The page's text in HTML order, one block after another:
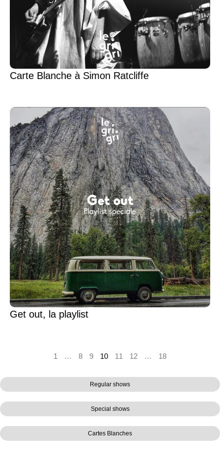
Regular shows
Special shows
Cartes Blanches
Carte Blanche à Simon Ratcliffe
Get out, la playlist
1 … 8 9 10 11 12 … 18